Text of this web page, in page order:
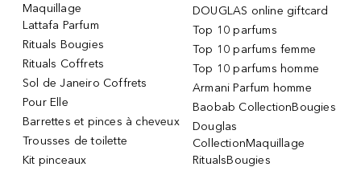
Maquillage
Lattafa Parfum
Rituals Bougies
Rituals Coffrets
Sol de Janeiro Coffrets
Pour Elle
Barrettes et pinces à cheveux
Trousses de toilette
Kit pinceaux
DOUGLAS online giftcard
Top 10 parfums
Top 10 parfums femme
Top 10 parfums homme
Armani Parfum homme
Baobab CollectionBougies
Douglas
CollectionMaquillage
RitualsBougies